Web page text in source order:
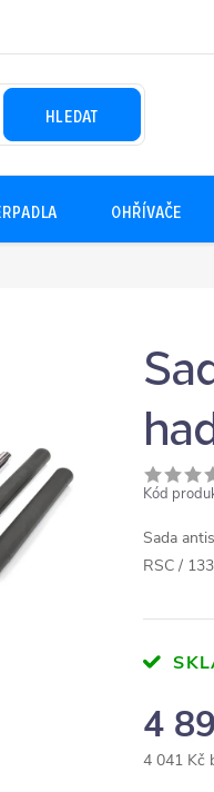
HLEDAT
OHŘÍVAČE
Kód
Sada
RSC /
4
4 041 Kč